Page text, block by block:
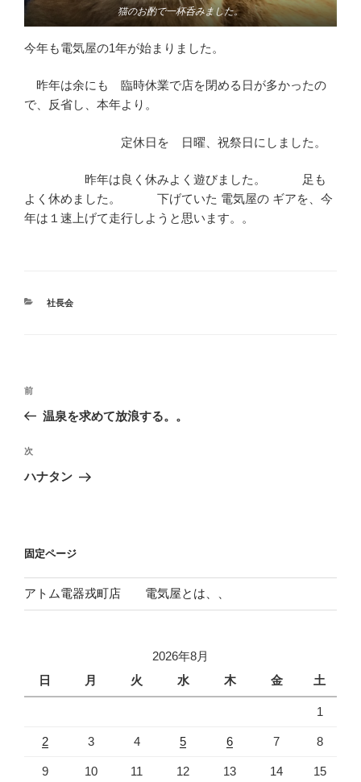
猫のお酌で一杯呑みました。
今年も電気屋の1年が始まりました。
昨年は余にも 臨時休業で店を閉める日が多かったの
で、反省し、本年より。
定休日を 日曜、祝祭日にしました。
昨年は良く休みよく遊びました。 足も
よく休めました。 下げていた 電気屋の ギアを、今
年は１速上げて走行しようと思います。。
カ
社長会
投
ナ
ビ
ゲ
ン
前
の
稿
前
温泉を求めて放浪する。。
次
の
次
ハナタン
固定ページ
アトム電器戎町店 電気屋とは、、
2026年8月
日
月 火 水 木 金 土
1
2 3 4 5 6 7 8
9 10 11 12 13 14 15